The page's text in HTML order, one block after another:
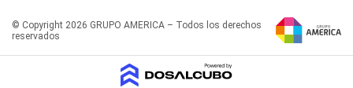
Básquet
San Juan 8
© Copyright 2026 GRUPO AMERICA – Todos los derechos
reservados